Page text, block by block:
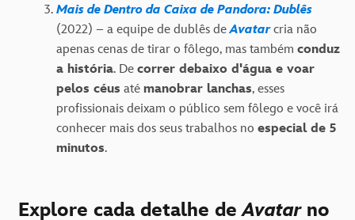
Mais de Dentro da Caixa de Pandora: Dublês
(2022) – a equipe de dublês de Avatarcria não
apenas cenas de tirar o fôlego, mas também conduz
a história. De correr debaixo d'água e voar
pelos céus até manobrar lanchas, esses
profissionais deixam o público sem fôlego e você irá
conhecer mais dos seus trabalhos no especial de 5
minutos.
Explore cada detalhe deAvatarno